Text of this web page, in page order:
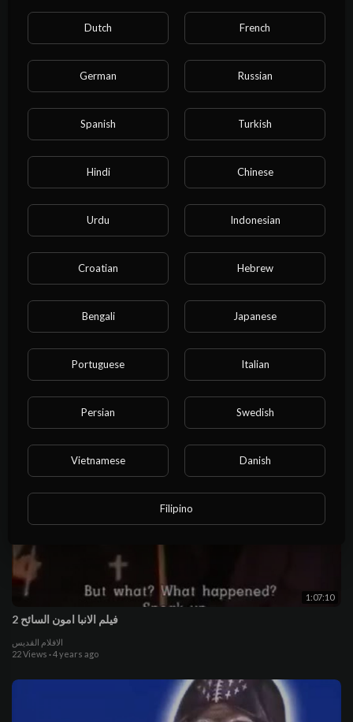
16 Views·4 years ago
فيلم القديسة السامرية 1
الافلام القديس
15 Views·4 years ago
1:07:10
فيلم الانبا امون السائح 2
الافلام القديس
22 Views ·4 years ago
Dutch French
German Russian
Spanish Turkish
Hindi Chinese
Urdu Indonesian
Croatian Hebrew
Bengali Japanese
Portuguese Italian
Persian Swedish
Vietnamese Danish
Filipino